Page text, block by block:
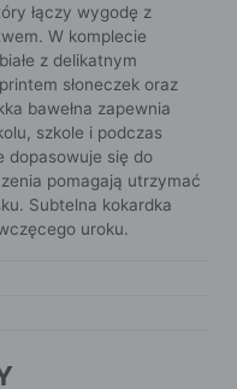
łączy wygodę z
W komplecie
z delikatnym
słoneczek oraz
bawełna zapewnia
szkole i podczas
dopasowuje się do
pomagają utrzymać
Subtelna kokardka
uroku.